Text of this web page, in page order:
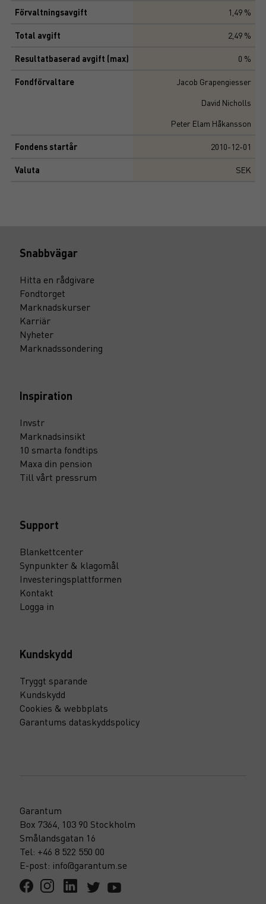
Förvaltningsavgift 1,49 %
Total avgift 2,49 %
Resultatbaserad avgift (max) 0 %
Fondförvaltare
Jacob Grapengiesser
David Nicholls
Peter Elam Håkansson
Fondens startår 2010-12-01
Valuta SEK
Snabbvägar
Hitta en rådgivare
Fondtorget
Marknadskurser
Karriär
Nyheter
Marknadssondering
Inspiration
Invstr
Marknadsinsikt
10 smarta fondtips
Maxa din pension
Till vårt pressrum
Support
Blankettcenter
Synpunkter & klagomål
Investeringsplattformen
Kontakt
Logga in
Kundskydd
Tryggt sparande
Kundskydd
Cookies & webbplats
Garantums dataskyddspolicy
Garantum
Box 7364, 103 90 Stockholm
Smålandsgatan 16
Tel: +46 8 522 550 00
E-post: info@garantum.se